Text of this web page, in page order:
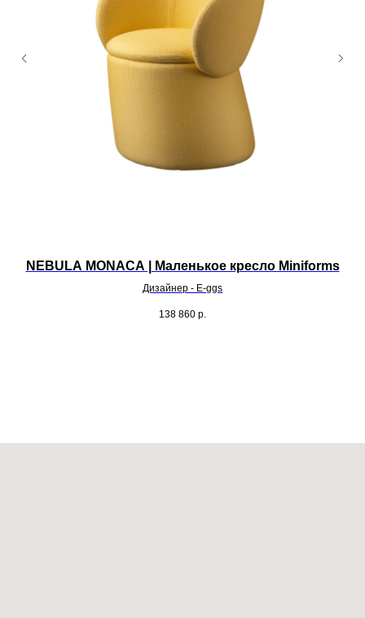
NEBULA MONACA | Маленькое кресло Miniforms
Дизайнер - E-ggs
138 860 р.